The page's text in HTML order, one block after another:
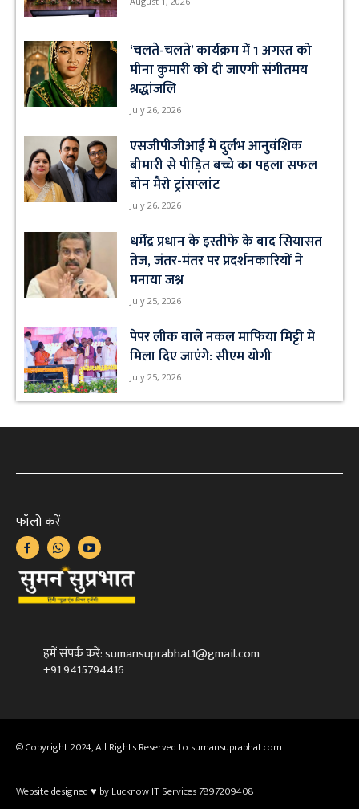
‘चलते-चलते’ कार्यक्रम में 1 अगस्त को
मीना कुमारी को दी जाएगी संगीतमय
श्रद्धांजलि
July 26, 2026
एसजीपीजीआई में दुर्लभ आनुवंशिक
बीमारी से पीड़ित बच्चे का पहला सफल
बोन मैरो ट्रांसप्लांट
July 26, 2026
धर्मेंद्र प्रधान के इस्तीफे के बाद सियासत
तेज, जंतर-मंतर पर प्रदर्शनकारियों ने
मनाया जश्न
July 25, 2026
पेपर लीक वाले नकल माफिया मिट्टी में
मिला दिए जाएंगे: सीएम योगी
July 25, 2026
फॉलो करें
हमें संपर्क करें: sumansuprabhat1@gmail.com
+91 9415794416
© Copyright 2024, All Rights Reserved to sumansuprabhat.com
Website designed ♥ by Lucknow IT Services 7897209408